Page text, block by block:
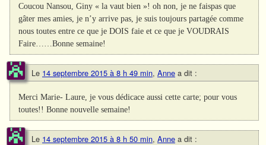
Coucou Nansou, Giny « la vaut bien »! oh non, je ne faispas que
gâter mes amies, je n’y arrive pas, je suis toujours partagée comme
nous toutes entre ce que je DOIS faie et ce que je VOUDRAIS
Faire……Bonne semaine!
Le 14 septembre 2015 à 8 h 49 min, Anne a dit :
Merci Marie- Laure, je vous dédicace aussi cette carte; pour vous
toutes!! Bonne nouvelle semaine!
Le 14 septembre 2015 à 8 h 50 min, Anne a dit :